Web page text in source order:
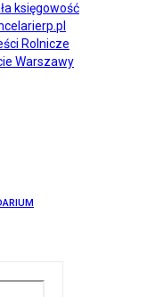
księgowość
Rolnicze
Warszawy